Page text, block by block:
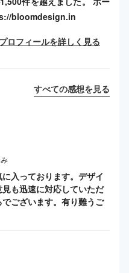
bloomdesign.in
プロフィールを詳しく見る
すべての感想を見る
入っております。デザイ
も迅速に対応していただ
ございます。有り難うご